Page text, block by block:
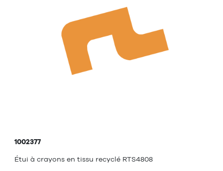
1002377
Étui à crayons en tissu recyclé RTS4808